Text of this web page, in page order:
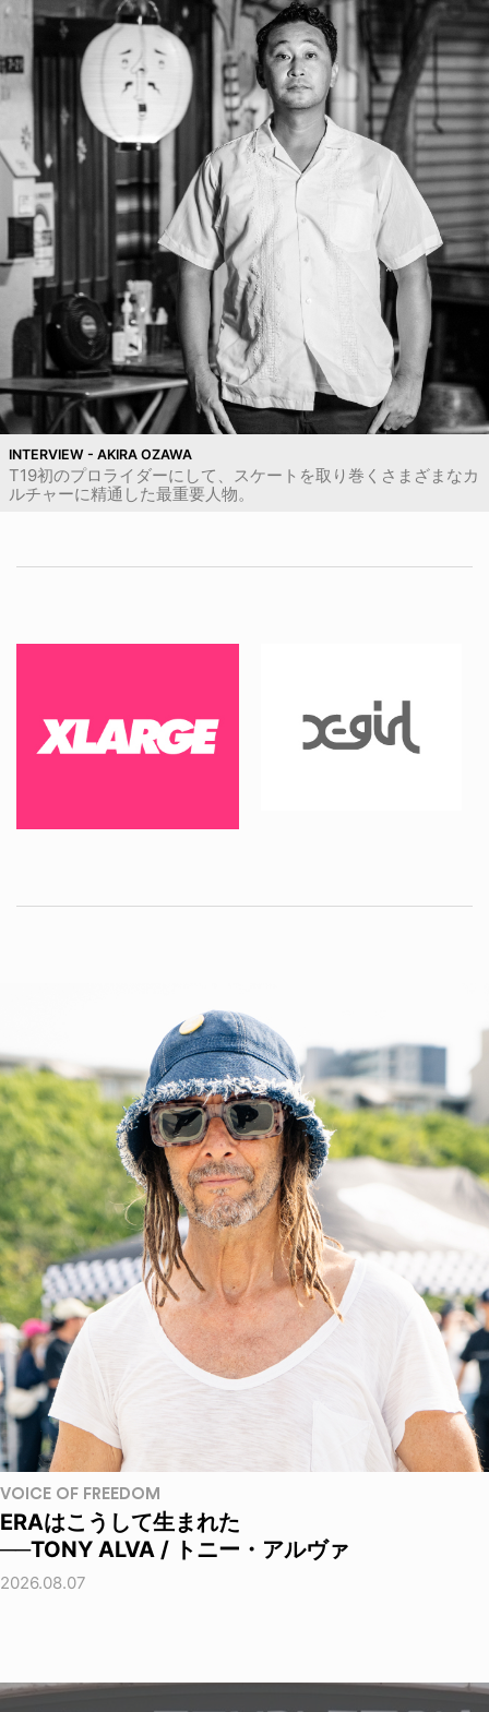
INTERVIEW - AKIRA OZAWA
T19初のプロライダーにして、スケートを取り巻くさまざまなカ
ルチャーに精通した最重要人物。
VOICE OF FREEDOM
ERAはこうして生まれた
──TONY ALVA / トニー・アルヴァ
2026.08.07